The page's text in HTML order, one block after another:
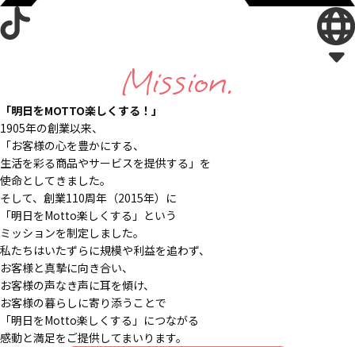
Mission.
「明日をMOTTO楽しくする！」
1905年の創業以来、
「お客様の心を豊かにする、
生活を彩る商品やサービスを提供する」を
使命としてきました。
そして、創業110周年（2015年）に
「明日をMotto楽しくする」という
ミッションを制定しました。
私たちはいたずらに規模や利益を追わず、
お客様と真摯に向き合い、
お客様の声なき声に耳を傾け、
お客様の暮らしに寄り添うことで
「明日をMotto楽しくする」につながる
感動と満足をご提供してまいります。